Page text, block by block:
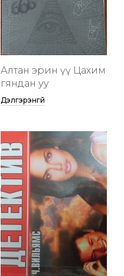
Алтан эрин үү Цахим
гяндан уу
Дэлгэрэнгүй